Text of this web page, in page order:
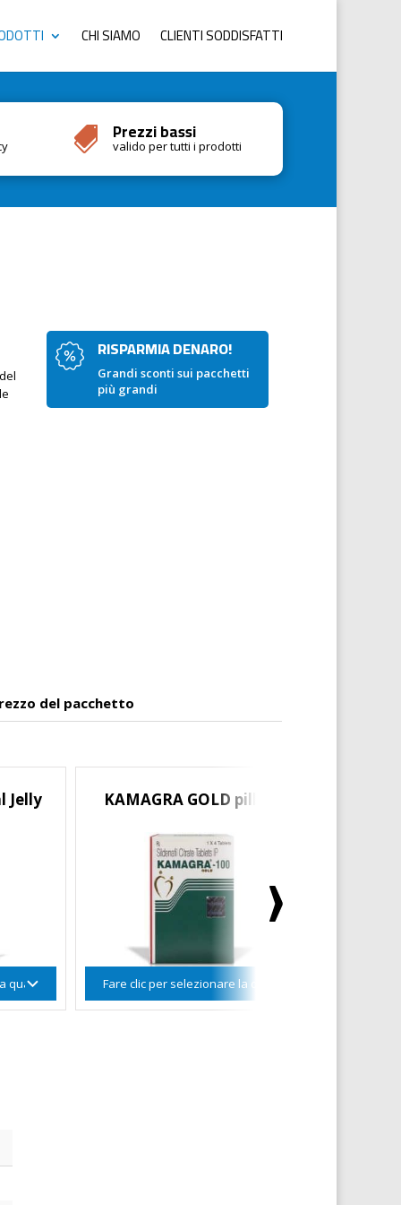
CHI SIAMO CLIENTI SODDISFATTI
 Prezzi bassi
valido per tutti i prodotti
RISPARMIA DENARO!
Grandi sconti sui pacchetti
più grandi
del pacchetto
Jelly KAMAGRA GOLD pillole